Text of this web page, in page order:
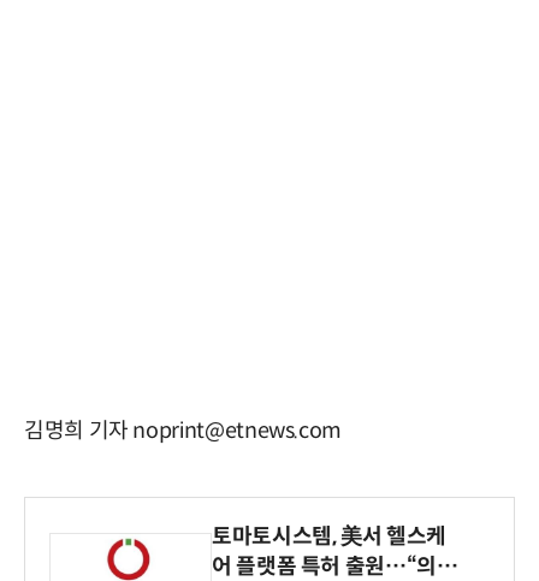
김명희 기자 noprint@etnews.com
토마토시스템, 美서 헬스케
어 플랫폼 특허 출원…“의료